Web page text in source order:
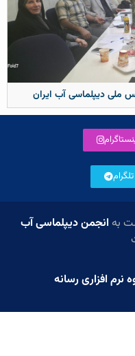
ملی دیپلماسی آب ایران
انجمن دیپلماسی آب
افزاری رسانه